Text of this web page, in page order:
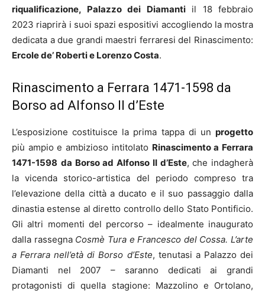
riqualificazione, Palazzo dei Diamantiil 18 febbraio
2023 riaprirà i suoi spazi espositivi accogliendo la mostra
dedicata a due grandi maestri ferraresi del Rinascimento:
Ercole de’ Roberti e Lorenzo Costa.
Rinascimento a Ferrara 1471-1598 da
Borso ad Alfonso II d’Este
L’esposizione costituisce la prima tappa di un progetto
più ampio e ambizioso intitolato Rinascimento a Ferrara
1471-1598 da Borso ad Alfonso II d’Este, che indagherà
la vicenda storico-artistica del periodo compreso tra
l’elevazione della città a ducato e il suo passaggio dalla
dinastia estense al diretto controllo dello Stato Pontificio.
Gli altri momenti del percorso – idealmente inaugurato
dalla rassegna Cosmè Tura e Francesco del Cossa. L’arte
a Ferrara nell’età di Borso d’Este, tenutasi a Palazzo dei
Diamanti nel 2007 – saranno dedicati ai grandi
protagonisti di quella stagione: Mazzolino e Ortolano,